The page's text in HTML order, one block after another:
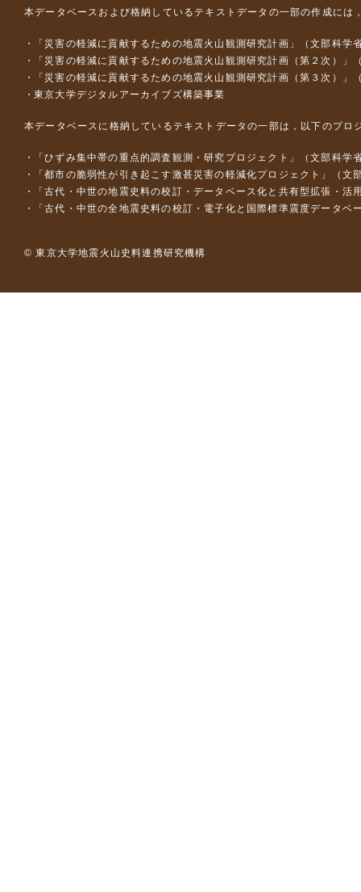
本データベースおよび格納しているテキストデータの一部の作成には
「災害の軽減に貢献するための地震火山観測研究計画」（文部科学
「災害の軽減に貢献するための地震火山観測研究計画（第２次）」
「災害の軽減に貢献するための地震火山観測研究計画（第３次）」
東京大学デジタルアーカイブズ構築事業
本データベースに格納しているテキストデータの一部は，以下のプロ
「ひずみ集中帯の重点的調査観測・研究プロジェクト」（文部科
「都市の脆弱性が引き起こす激甚災害の軽減化プロジェクト」（
「古代・中世の地震史料の校訂・データベース化と共有型拡張・
「古代・中世の全地震史料の校訂・電子化と国際標準震度データ
© 東京大学地震火山史料連携研究機構